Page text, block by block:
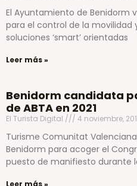
El Ayuntamiento de Benidorm
para el control de la movilidad
soluciones ‘smart’ orientadas
Leer más »
Benidorm candidata
de ABTA en 2021
El Turista Digital 4 noviembre,
Turisme Comunitat
Benidorm para acoger el
puesto de manifiesto durante
Leer más »